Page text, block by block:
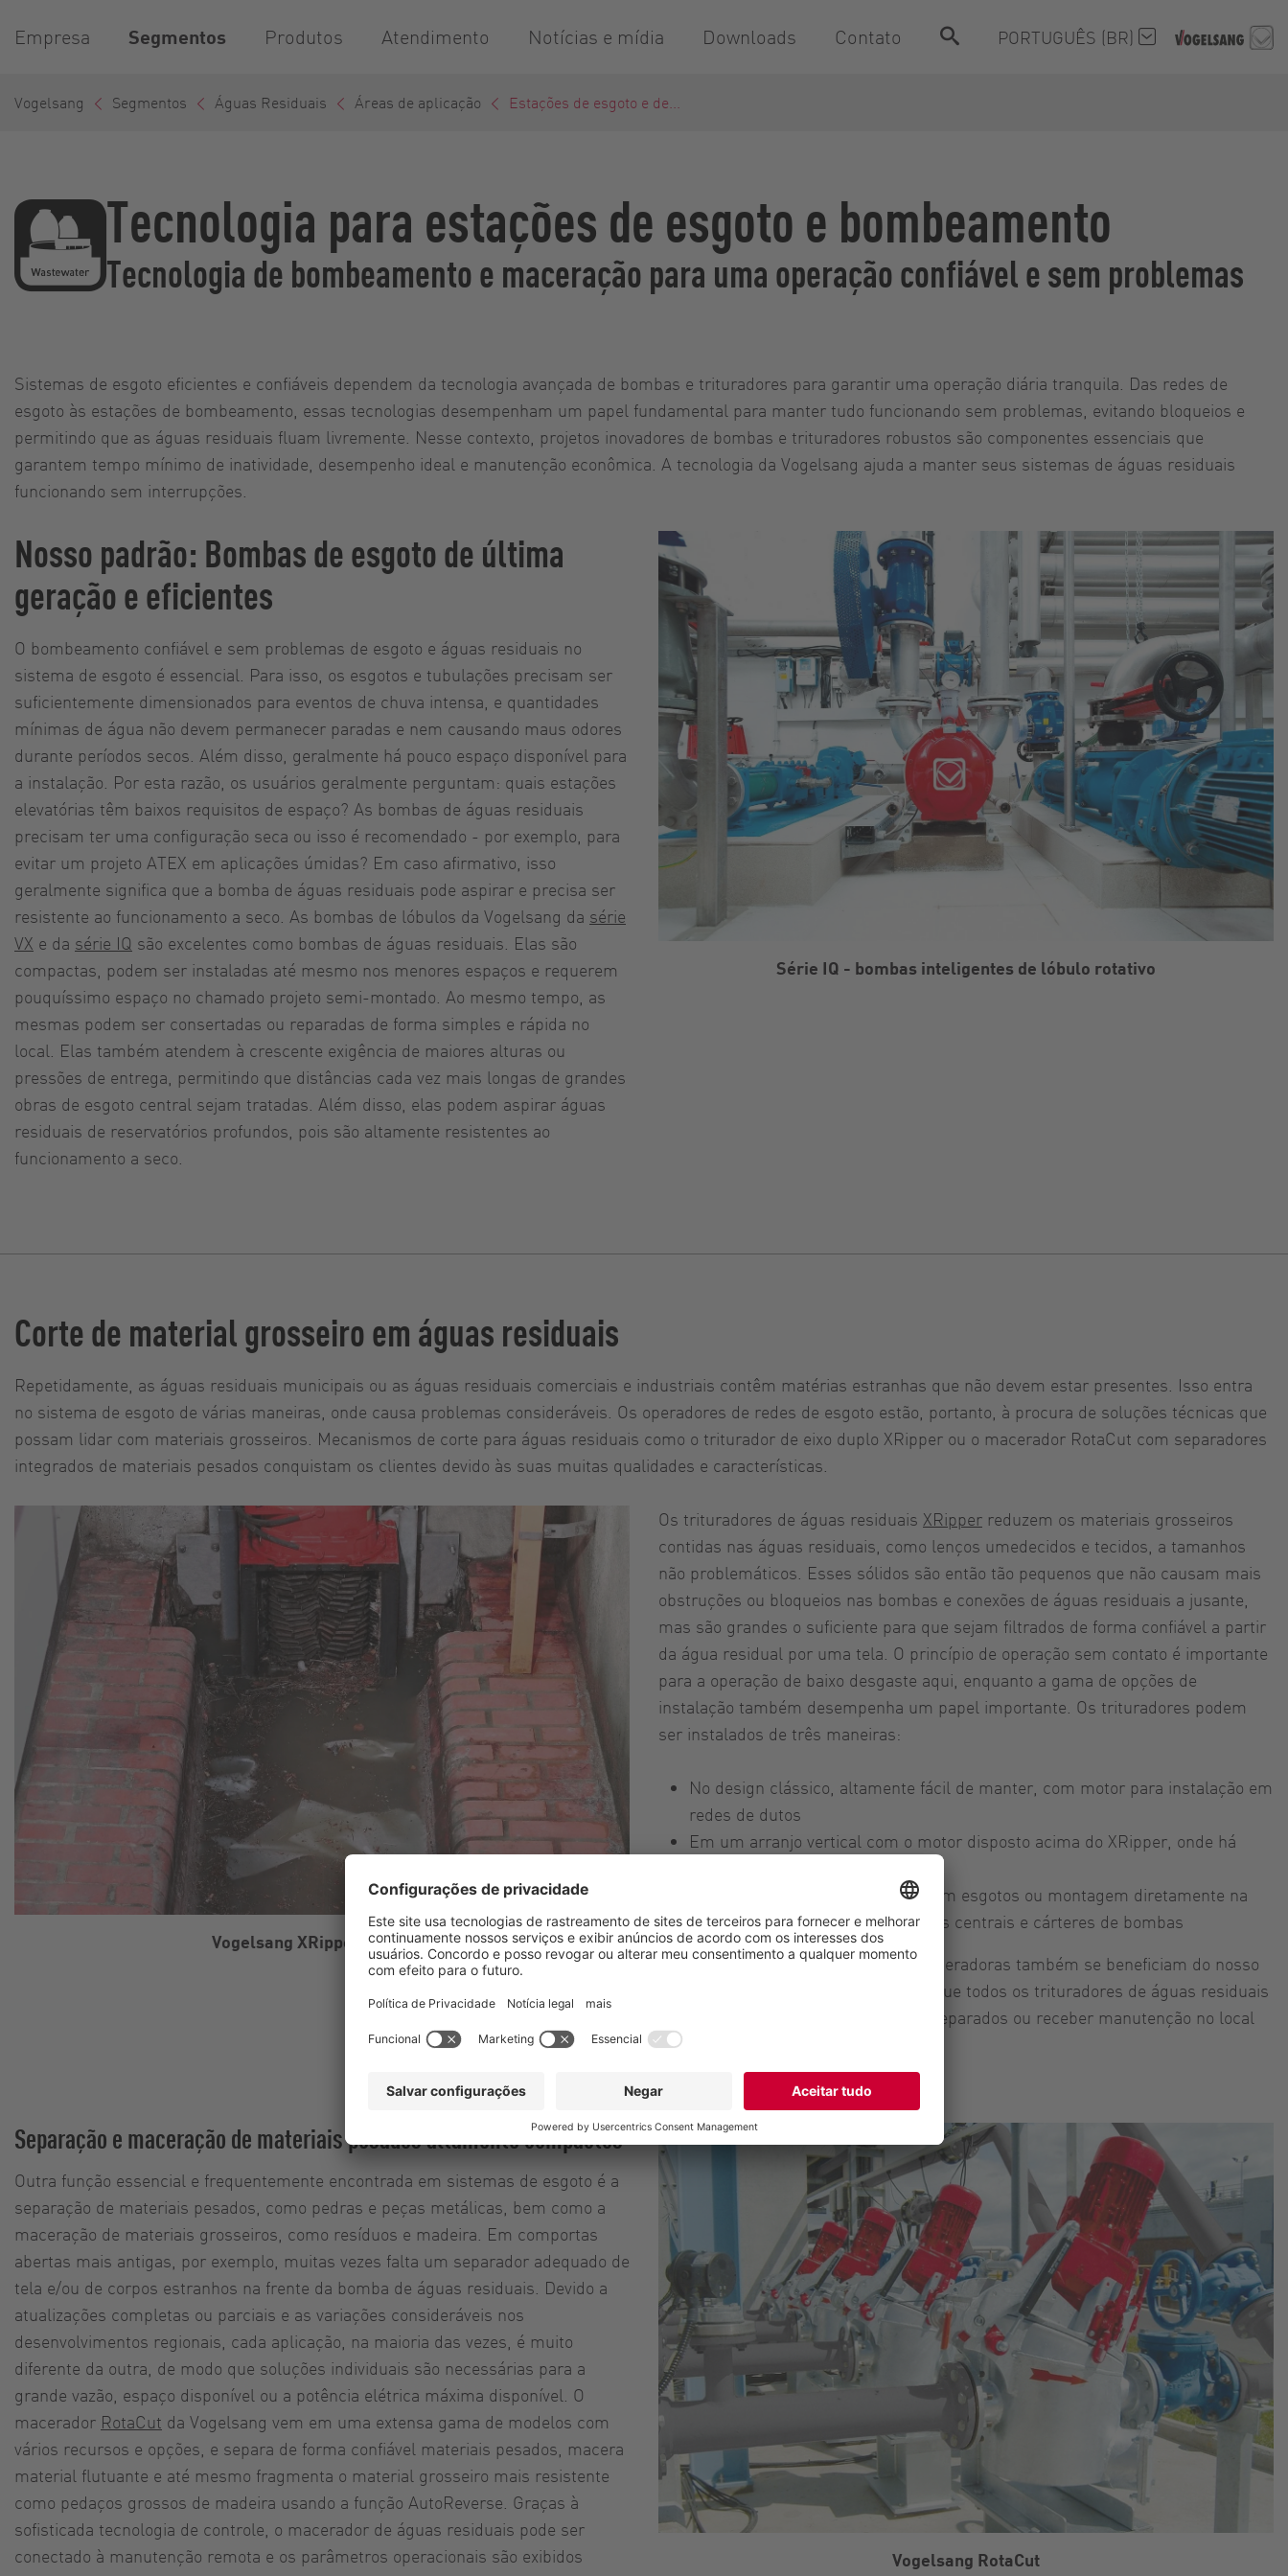
Empresa Segmentos Produtos Atendimento Notícias e mídia Downloads Contato PORTUGUÊS (BR)
Vogelsang Segmentos Águas Residuais Áreas de aplicação Estações de esgoto e de...
Tecnologia para estações de esgoto e bombeamento
Tecnologia de bombeamento e maceração para uma operação confiável e sem problemas
Sistemas de esgoto eficientes e confiáveis dependem da tecnologia avançada de bombas e trituradores para garantir uma operação diária tranquila. Das redes de
esgoto às estações de bombeamento, essas tecnologias desempenham um papel fundamental para manter tudo funcionando sem problemas, evitando bloqueios e
permitindo que as águas residuais fluam livremente. Nesse contexto, projetos inovadores de bombas e trituradores robustos são componentes essenciais que
garantem tempo mínimo de inatividade, desempenho ideal e manutenção econômica. A tecnologia da Vogelsang ajuda a manter seus sistemas de águas residuais
funcionando sem interrupções.
Nosso padrão: Bombas de esgoto de última
geração e eficientes
O bombeamento confiável e sem problemas de esgoto e águas residuais no
sistema de esgoto é essencial. Para isso, os esgotos e tubulações precisam ser
suficientemente dimensionados para eventos de chuva intensa, e quantidades
mínimas de água não devem permanecer paradas e nem causando maus odores
durante períodos secos. Além disso, geralmente há pouco espaço disponível para
a instalação. Por esta razão, os usuários geralmente perguntam: quais estações
elevatórias têm baixos requisitos de espaço? As bombas de águas residuais
precisam ter uma configuração seca ou isso é recomendado - por exemplo, para
evitar um projeto ATEX em aplicações úmidas? Em caso afirmativo, isso
geralmente significa que a bomba de águas residuais pode aspirar e precisa ser
resistente ao funcionamento a seco. As bombas de lóbulos da Vogelsang da série
VX e da série IQ são excelentes como bombas de águas residuais. Elas são
compactas, podem ser instaladas até mesmo nos menores espaços e requerem
pouquíssimo espaço no chamado projeto semi-montado. Ao mesmo tempo, as
mesmas podem ser consertadas ou reparadas de forma simples e rápida no
local. Elas também atendem à crescente exigência de maiores alturas ou
pressões de entrega, permitindo que distâncias cada vez mais longas de grandes
obras de esgoto central sejam tratadas. Além disso, elas podem aspirar águas
residuais de reservatórios profundos, pois são altamente resistentes ao
funcionamento a seco.
Série IQ - bombas inteligentes de lóbulo rotativo
Corte de material grosseiro em águas residuais
Repetidamente, as águas residuais municipais ou as águas residuais comerciais e industriais contêm matérias estranhas que não devem estar presentes. Isso entra
no sistema de esgoto de várias maneiras, onde causa problemas consideráveis. Os operadores de redes de esgoto estão, portanto, à procura de soluções técnicas que
possam lidar com materiais grosseiros. Mecanismos de corte para águas residuais como o triturador de eixo duplo XRipper ou o macerador RotaCut com separadores
integrados de materiais pesados conquistam os clientes devido às suas muitas qualidades e características.
Vogelsang XRipper XRC-SIK
Os trituradores de águas residuais XRipper reduzem os materiais grosseiros
contidas nas águas residuais, como lenços umedecidos e tecidos, a tamanhos
não problemáticos. Esses sólidos são então tão pequenos que não causam mais
obstruções ou bloqueios nas bombas e conexões de águas residuais a jusante,
mas são grandes o suficiente para que sejam filtrados de forma confiável a partir
da água residual por uma tela. O princípio de operação sem contato é importante
para a operação de baixo desgaste aqui, enquanto a gama de opções de
instalação também desempenha um papel importante. Os trituradores podem
ser instalados de três maneiras:
No design clássico, altamente fácil de manter, com motor para instalação em
redes de dutos
Em um arranjo vertical com o motor disposto acima do XRipper, onde há
Com uma caixa aberta para uso em esgotos ou montagem diretamente na
frente de entradas, saídas de eixos centrais e cárteres de bombas
Com os três projetos, as empresas operadoras também se beneficiam do nosso
exclusivo conceito QuickService, em que todos os trituradores de águas residuais
têm baixa manutenção e podem ser reparados ou receber manutenção no local
de forma rápida e simples.
Separação e maceração de materiais pesados altamente compactos
Outra função essencial e frequentemente encontrada em sistemas de esgoto é a
separação de materiais pesados, como pedras e peças metálicas, bem como a
maceração de materiais grosseiros, como resíduos e madeira. Em comportas
abertas mais antigas, por exemplo, muitas vezes falta um separador adequado de
tela e/ou de corpos estranhos na frente da bomba de águas residuais. Devido a
atualizações completas ou parciais e as variações consideráveis nos
desenvolvimentos regionais, cada aplicação, na maioria das vezes, é muito
diferente da outra, de modo que soluções individuais são necessárias para a
grande vazão, espaço disponível ou a potência elétrica máxima disponível. O
macerador RotaCut da Vogelsang vem em uma extensa gama de modelos com
vários recursos e opções, e separa de forma confiável materiais pesados, macera
material flutuante e até mesmo fragmenta o material grosseiro mais resistente
como pedaços grossos de madeira usando a função AutoReverse. Graças à
sofisticada tecnologia de controle, o macerador de águas residuais pode ser
conectado à manutenção remota e os parâmetros operacionais são exibidos
Vogelsang RotaCut